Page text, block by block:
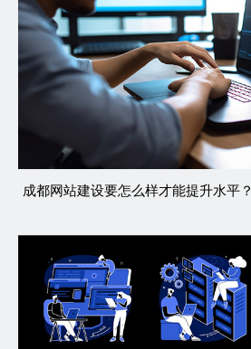
成都网站建设要怎么样才能提升水平？